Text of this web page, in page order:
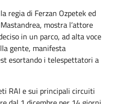
regia di Ferzan Ozpetek ed
mostra l’attore
in un parco, ad alta voce
gente, manifesta
esortando i telespettatori a
RAI e sui principali circuiti